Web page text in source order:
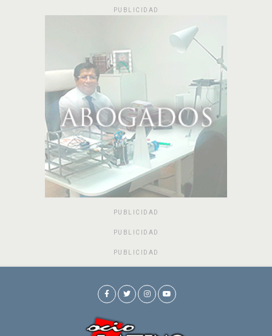
PUBLICIDAD
PUBLICIDAD
PUBLICIDAD
PUBLICIDAD